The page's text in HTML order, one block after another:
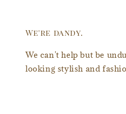
We're dandy.
We can't help but be
looking stylish and